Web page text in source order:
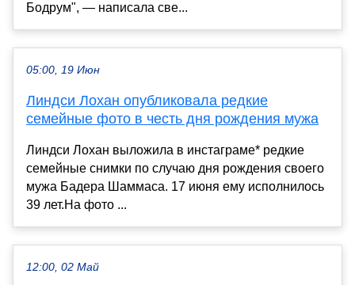
Бодрум", — написала све...
05:00, 19 Июн
Линдси Лохан опубликовала редкие
семейные фото в честь дня рождения мужа
Линдси Лохан выложила в инстаграме* редкие
семейные снимки по случаю дня рождения своего
мужа Бадера Шаммаса. 17 июня ему исполнилось
39 лет.На фото ...
12:00, 02 Май